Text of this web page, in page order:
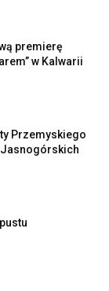
premierę
w Kalwarii
Przemyskiego